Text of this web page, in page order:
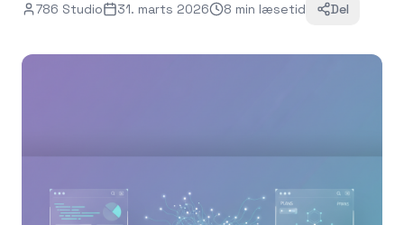
786 Studio 31. marts 2026 8 min læsetid Del